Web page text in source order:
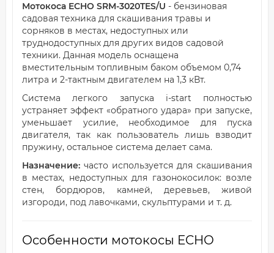
Мотокоса ECHO SRM-3020TES/U - бензиновая
садовая техника для скашивания травы и
сорняков в местах, недоступных или
труднодоступных для других видов садовой
техники. Данная модель оснащена
вместительным топливным баком объемом 0,74
литра и 2-тактным двигателем на 1,3 кВт.
Система легкого запуска i-start полностью
устраняет эффект «обратного удара» при запуске,
уменьшает усилие, необходимое для пуска
двигателя, так как пользователь лишь взводит
пружину, остальное система делает сама.
Назначение: часто используется для скашивания
в местах, недоступных для газонокосилок: возле
стен, бордюров, камней, деревьев, живой
изгороди, под лавочками, скульптурами и т. д.
Особенности мотокосы ECHO